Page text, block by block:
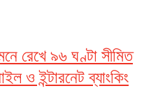
রেখে ৯৬ ঘণ্টা সীমিত
ও ইন্টারনেট ব্যাংকিং